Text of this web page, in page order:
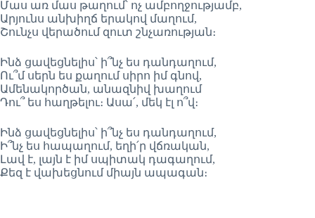
Մաս առ մաս թաղում՝ ոչ ամբողջությամբ,
Արյունս անխիղճ երակով մաղում,
Շունչս վերածում զուտ շնչառության։
Ինձ ցավեցնելիս՝ ի՞նչ ես դանդաղում,
Ու՞մ սերն ես քաղում սիրո իմ գնով,
Ամենակործան, անազնիվ խաղում
Դու՞ ես հաղթելու։ Ասա՛, մեկ էլ ո՞վ։
Ինձ ցավեցնելիս՝ ի՞նչ ես դանդաղում,
Ի՞նչ ես հապաղում, եղի՛ր վճռական,
Լավ է, լայն է իմ սպիտակ դագաղում,
Քեզ է վախեցնում միայն ապագան։